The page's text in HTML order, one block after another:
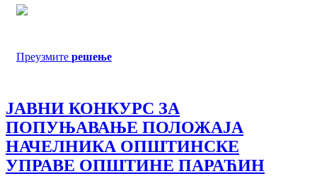
Преузмите решење
ЈАВНИ КОНКУРС ЗА
ПОПУЊАВАЊЕ ПОЛОЖАЈА
НАЧЕЛНИКА ОПШТИНСКЕ
УПРАВЕ ОПШТИНЕ ПАРАЋИН